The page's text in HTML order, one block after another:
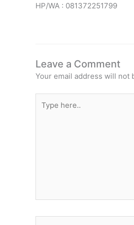
HP/WA : 081372251799
Leave a Comment
Your email address will not
here..